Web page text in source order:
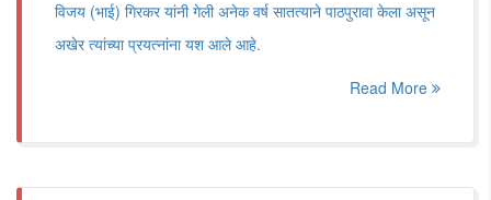
विजय (भाई) गिरकर यांनी गेली अनेक वर्ष सातत्याने पाठपुरावा केला असून
अखेर त्यांच्या प्रयत्नांना यश आले आहे.
Read More